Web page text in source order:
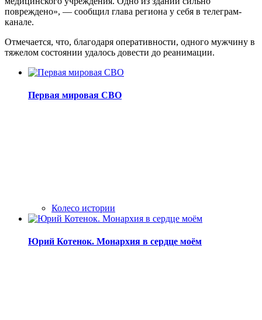
повреждено», — сообщил глава региона у себя в телеграм-
канале.
Отмечается, что, благодаря оперативности, одного мужчину в
тяжелом состоянии удалось довести до реанимации.
Первая мировая СВО
Колесо истории
Юрий Котенок. Монархия в сердце моём